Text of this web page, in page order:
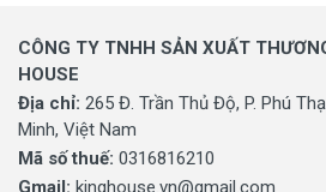
CÔNG TY TNHH SẢN XUẤT
HOUSE
Địa chỉ: 265 Đ. Trần Thủ Độ, P. Phú
Minh, Việt Nam
Mã số thuế: 0316816210
Gmail: kinghouse.vn@gmail.com